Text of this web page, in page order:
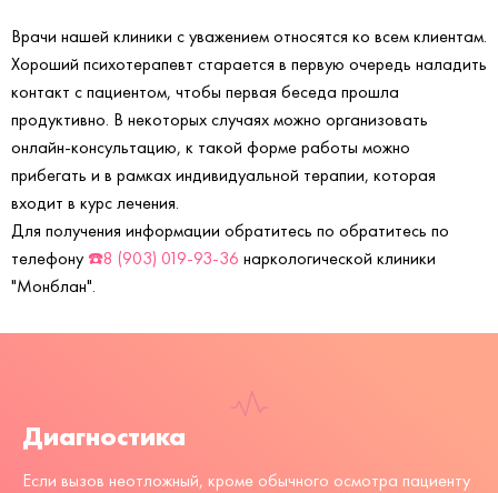
Врачи нашей клиники с уважением относятся ко всем клиентам.
Хороший психотерапевт старается в первую очередь наладить
контакт с пациентом, чтобы первая беседа прошла
продуктивно. В некоторых случаях можно организовать
онлайн-консультацию, к такой форме работы можно
прибегать и в рамках индивидуальной терапии, которая
входит в курс лечения.
Для получения информации обратитесь по обратитесь по
телефону ☎️8 (903) 019-93-36 наркологической клиники
"Монблан".
Диагностика
Если вызов неотложный, кроме обычного осмотра пациенту